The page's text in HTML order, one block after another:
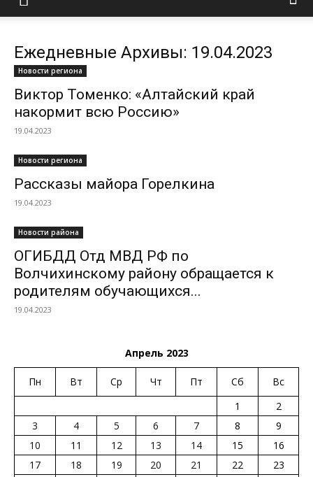
Ежедневные Архивы: 19.04.2023
Новости региона
Виктор Томенко: «Алтайский край
накормит всю Россию»
19.04.2023
Новости региона
Рассказы майора Горелкина
19.04.2023
Новости района
ОГИБДД Отд МВД РФ по
Волчихинскому району обращается к
родителям обучающихся...
19.04.2023
Апрель 2023
Пн Вт Ср Чт Пт Сб
Вс
1
2
3
4 5 6 7 8
9
10
11 12 13 14 15
16
17
18 19 20 21 22
23